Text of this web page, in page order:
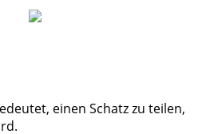
einen Schatz zu teilen,